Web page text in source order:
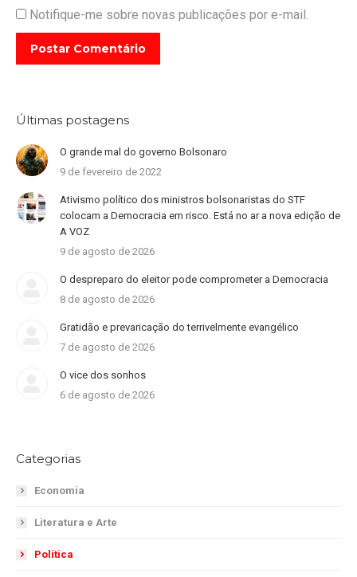
Notifique-me sobre novas publicações por e-mail.
Postar Comentário
Últimas postagens
O grande mal do governo Bolsonaro
9 de fevereiro de 2022
Ativismo político dos ministros bolsonaristas do STF
colocam a Democracia em risco. Está no ar a nova edição de
A VOZ
9 de agosto de 2026
O despreparo do eleitor pode comprometer a Democracia
8 de agosto de 2026
Gratidão e prevaricação do terrivelmente evangélico
7 de agosto de 2026
O vice dos sonhos
6 de agosto de 2026
Categorias
Economia
Literatura e Arte
Política